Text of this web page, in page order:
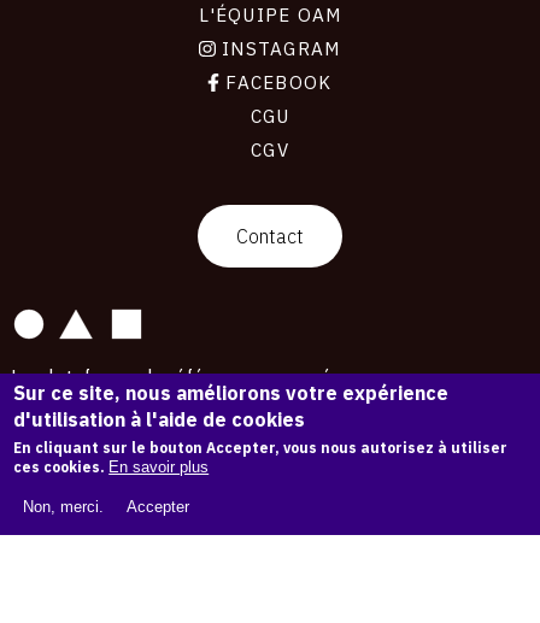
L'ÉQUIPE OAM
INSTAGRAM
FACEBOOK
CGU
CGV
Contact
La plateforme de référence pour créer,
conserver et promouvoir l'Histoire de l'Art.
Des catalogues raisonnés aux archives
d'expositions.
43 178 œuvres d'art — 7 586 expositions
Copyright © OAM 2026. Tous droits réservés.
Sur ce site, nous améliorons votre expérience
d'utilisation à l'aide de cookies
En cliquant sur le bouton Accepter, vous nous autorisez à utiliser
ces cookies. En savoir plus
Non, merci. Accepter